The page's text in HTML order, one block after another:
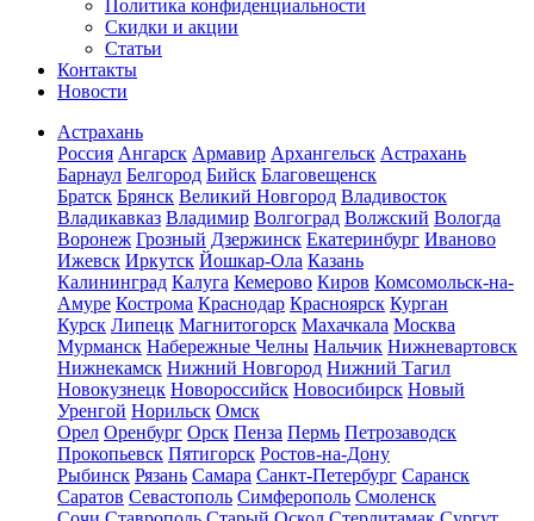
Политика конфиденциальности
Скидки и акции
Статьи
Контакты
Новости
Астрахань
Россия Ангарск Армавир Архангельск Астрахань
Барнаул Белгород Бийск Благовещенск
Братск Брянск Великий Новгород Владивосток
Владикавказ Владимир Волгоград Волжский Вологда
Воронеж Грозный Дзержинск Екатеринбург Иваново
Ижевск Иркутск Йошкар-Ола Казань
Калининград Калуга Кемерово Киров Комсомольск-на-
Амуре Кострома Краснодар Красноярск Курган
Курск Липецк Магнитогорск Махачкала Москва
Мурманск Набережные Челны Нальчик Нижневартовск
Нижнекамск Нижний Новгород Нижний Тагил
Новокузнецк Новороссийск Новосибирск Новый
Уренгой Норильск Омск
Орел Оренбург Орск Пенза Пермь Петрозаводск
Прокопьевск Пятигорск Ростов-на-Дону
Рыбинск Рязань Самара Санкт-Петербург Саранск
Саратов Севастополь Симферополь Смоленск